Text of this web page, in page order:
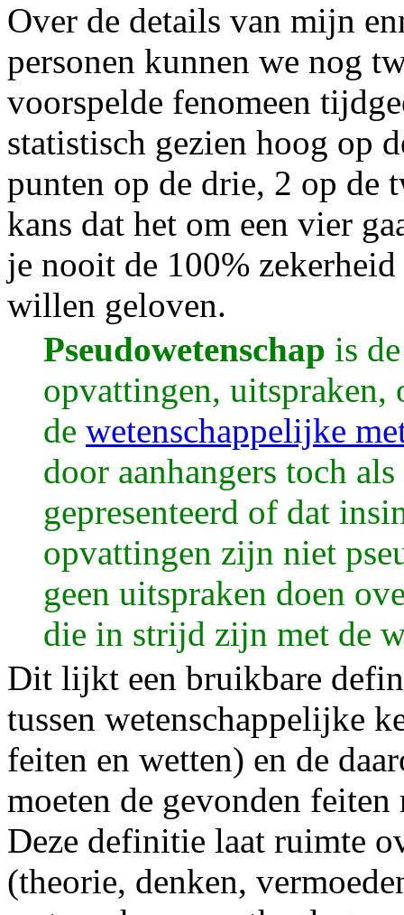
Over de details van mijn
personen kunnen we nog
voorspelde fenomeen
statistisch gezien hoog op
punten op de drie, 2 op de
kans dat het om een vier
je nooit de 100%
willen geloven.
Pseudowetenschap is
opvattingen, uitspraken,
de wetenschappelijke
door aanhangers toch als
gepresenteerd of dat
opvattingen zijn niet
geen uitspraken doen
die in strijd zijn met de
Dit lijkt een bruikbare
tussen wetenschappelijke
feiten en wetten) en de
moeten de gevonden
Deze definitie laat ruimte
(theorie, denken,